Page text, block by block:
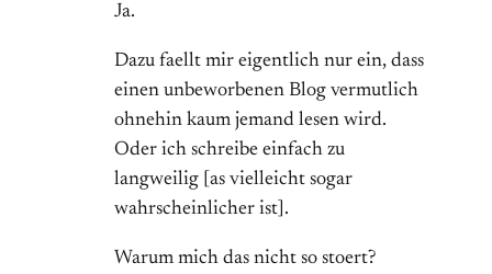
Ja.
Dazu faellt mir eigentlich nur ein, dass
einen unbeworbenen Blog vermutlich
ohnehin kaum jemand lesen wird.
Oder ich schreibe einfach zu
langweilig [as vielleicht sogar
wahrscheinlicher ist].
Warum mich das nicht so stoert?